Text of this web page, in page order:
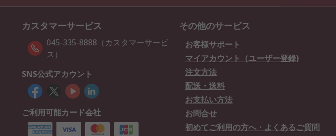
カスタマーサービス
045-335-8888（カスタマーサービ
ス）
SNS公式アカウント
ご利用可能カード会社
その他のサービス
お客様サポート
マイアカウント（ユーザー登録)
注文方法
配送・送料
お支払い方法
お問合せ
初めてご利用の方へ・よくあるご質問